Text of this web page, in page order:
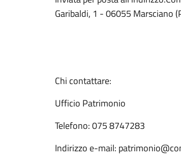
Garibaldi, 1 - 06055 Marsciano
Chi contattare:
Ufficio Patrimonio
Telefono: 075 8747283
Indirizzo e-mail: